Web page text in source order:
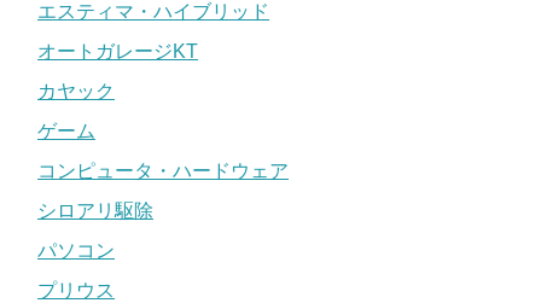
エスティマ・ハイブリッド
オートガレージKT
カヤック
ゲーム
コンピュータ・ハードウェア
シロアリ駆除
パソコン
プリウス